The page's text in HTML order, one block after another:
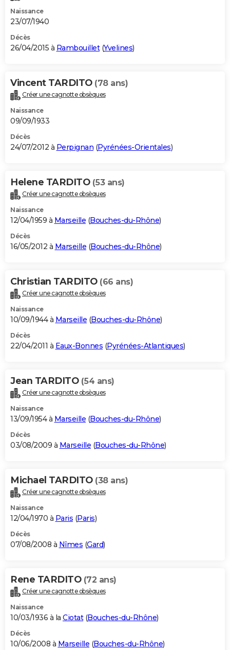
Naissance
23/07/1940
Décès
26/04/2015 à Rambouillet(Yvelines)
Vincent TARDITO (78 ans)
Créer une cagnotte obsèques
Naissance
09/09/1933
Décès
24/07/2012 à Perpignan (Pyrénées-Orientales)
Helene TARDITO (53 ans)
Créer une cagnotte obsèques
Naissance
12/04/1959 à Marseille (Bouches-du-Rhône)
Décès
16/05/2012 à Marseille (Bouches-du-Rhône)
Christian TARDITO (66 ans)
Créer une cagnotte obsèques
Naissance
10/09/1944 à Marseille (Bouches-du-Rhône)
Décès
22/04/2011 à Eaux-Bonnes (Pyrénées-Atlantiques)
Jean TARDITO (54 ans)
Créer une cagnotte obsèques
Naissance
13/09/1954 à Marseille (Bouches-du-Rhône)
Décès
03/08/2009 à Marseille (Bouches-du-Rhône)
Michael TARDITO (38 ans)
Créer une cagnotte obsèques
Naissance
12/04/1970 à Paris (Paris)
Décès
07/08/2008 à Nîmes (Gard)
Rene TARDITO (72 ans)
Créer une cagnotte obsèques
Naissance
10/03/1936 à la Ciotat(Bouches-du-Rhône)
Décès
10/06/2008 à Marseille (Bouches-du-Rhône)